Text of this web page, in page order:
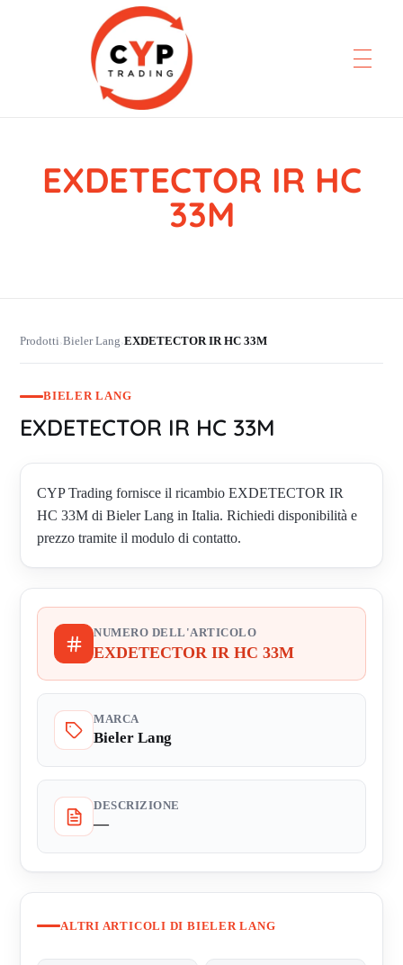
CYP Trading
Professionelle Ersatzteilbeschaffung
EXDETECTOR IR HC
33M
Prodotti›Bieler Lang›EXDETECTOR IR HC 33M
BIELER LANG
EXDETECTOR IR HC 33M
CYP Trading fornisce il ricambio EXDETECTOR IR
HC 33M di Bieler Lang in Italia. Richiedi disponibilità e
prezzo tramite il modulo di contatto.
NUMERO DELL'ARTICOLO
EXDETECTOR IR HC 33M
MARCA
Bieler Lang
DESCRIZIONE
—
ALTRI ARTICOLI DI BIELER LANG